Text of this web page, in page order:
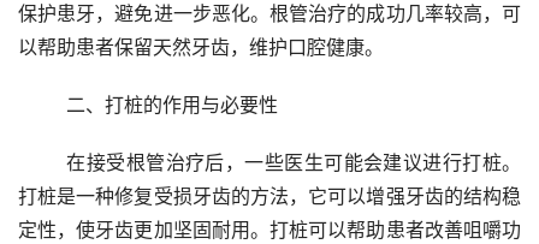
保护患牙，避免进一步恶化。根管治疗的成功几率较高，可
以帮助患者保留天然牙齿，维护口腔健康。
	二、打桩的作用与必要性
	在接受根管治疗后，一些医生可能会建议进行打桩。
打桩是一种修复受损牙齿的方法，它可以增强牙齿的结构稳
定性，使牙齿更加坚固耐用。打桩可以帮助患者改善咀嚼功